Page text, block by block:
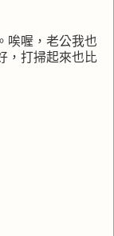
唉喔，老公我也
，打掃起來也比